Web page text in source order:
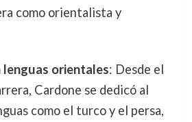
como orientalista y
lenguas orientales: Desde el
Cardone se dedicó al
como el turco y el persa,